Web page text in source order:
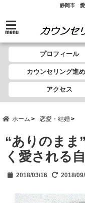
静岡市 愛
menu
プロフィール
カウンセリング進
アクセス
ホーム 恋愛・結婚
“ありのまま
く愛される
2018/03/16 2018/